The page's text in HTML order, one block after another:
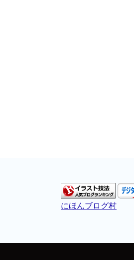
にほんブログ村